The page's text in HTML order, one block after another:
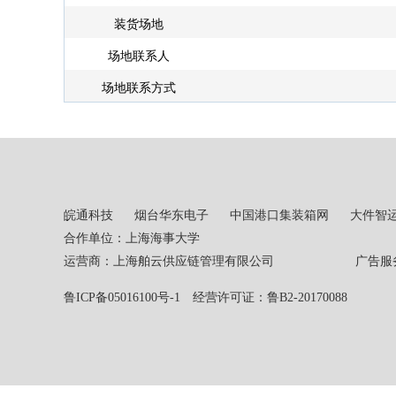
装货场地
场地联系人
场地联系方式
皖通科技 烟台华东电子 中国港口集装箱网
大件智
合作单位：上海海事大学
运营商：上海舶云供应链管理有限公司 广告服务热
鲁ICP备05016100号-1 经营许可证：鲁B2-20170088